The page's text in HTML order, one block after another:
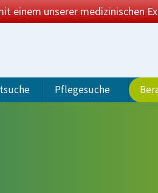
einem unserer medizinischen
Pflegesuche